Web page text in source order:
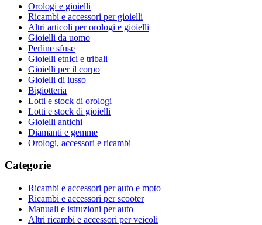
Orologi e gioielli
Ricambi e accessori per gioielli
Altri articoli per orologi e gioielli
Gioielli da uomo
Perline sfuse
Gioielli etnici e tribali
Gioielli per il corpo
Gioielli di lusso
Bigiotteria
Lotti e stock di orologi
Lotti e stock di gioielli
Gioielli antichi
Diamanti e gemme
Orologi, accessori e ricambi
Categorie
Ricambi e accessori per auto e moto
Ricambi e accessori per scooter
Manuali e istruzioni per auto
Altri ricambi e accessori per veicoli